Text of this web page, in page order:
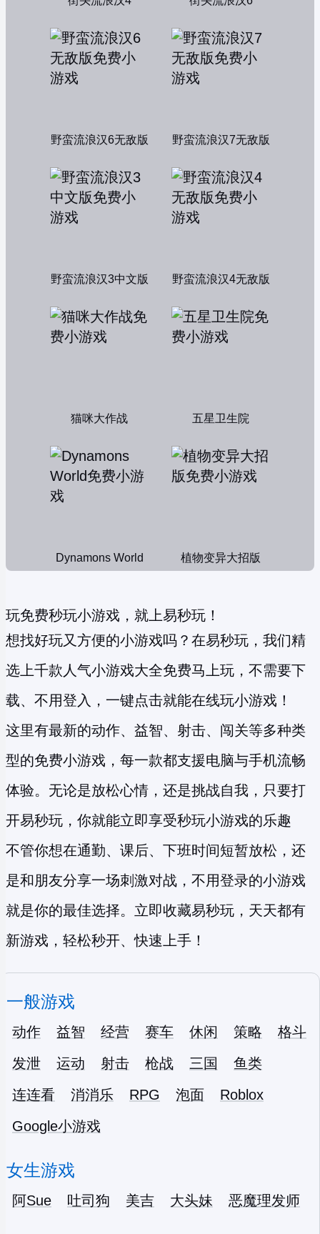
野蛮流浪汉6无敌版 野蛮流浪汉7无敌版
野蛮流浪汉3中文版 野蛮流浪汉4无敌版
猫咪大作战 五星卫生院
Dynamons World 植物变异大招版
玩免费秒玩小游戏，就上易秒玩！
想找好玩又方便的小游戏吗？在易秒玩，我们精
选上千款人气小游戏大全免费马上玩，不需要下
载、不用登入，一键点击就能在线玩小游戏！
这里有最新的动作、益智、射击、闯关等多种类
型的免费小游戏 ，每一款都支援电脑与手机流畅
体验。无论是放松心情，还是挑战自我，只要打
开易秒玩，你就能立即享受秒玩小游戏的乐趣
不管你想在通勤、课后、下班时间短暂放松，还
是和朋友分享一场刺激对战，不用登录的小游戏
就是你的最佳选择。立即收藏易秒玩，天天都有
新游戏，轻松秒开、快速上手！
一般游戏
动作 益智 经营 赛车 休闲 策略
格斗
发泄
运动 射击 枪战 三国
鱼类
连连看
消消乐 RPG 泡面
Roblox
Google小游戏
女生游戏
阿Sue 吐司狗 美吉 大头妹 恶魔理发师